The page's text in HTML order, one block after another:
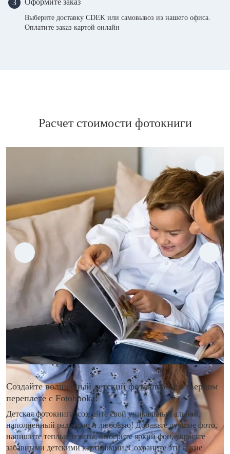
3 Оформите заказ
Выберите доставку CDEK или самовывоз из нашего офиса.
Оплатите заказ картой онлайн
Расчет стоимости фотокниги
Создайте волшебный детский фотоальбом в твердом
переплете с Fotobooka!
Детская фотокнига: создайте свой уникальный альбом,
наполненный радостью и любовью! Добавьте лучшие фото,
напишите теплые тексты, выберите яркий фон, украсьте
забавными детскими картинками. Сохраните эти яркие